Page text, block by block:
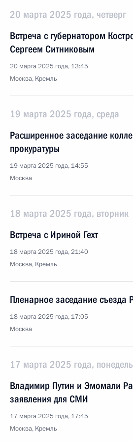
20 марта 2025 года, четверг
Встреча с губернатором
Сергеем Ситниковым
20 марта 2025 года, 13:45
Москва, Кремль
19 марта 2025 года, среда
Расширенное заседание
прокуратуры
19 марта 2025 года, 14:55
Москва
18 марта 2025 года, вторник
Встреча с Ириной Гехт
18 марта 2025 года, 21:40
Москва, Кремль
Пленарное заседание съезда
18 марта 2025 года, 17:05
Москва
17 марта 2025 года,
Владимир Путин и Эмомали
заявления для СМИ
17 марта 2025 года, 17:45
Москва, Кремль